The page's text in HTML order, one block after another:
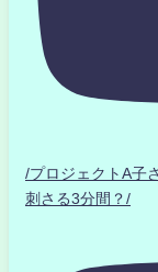
/プロジェクトA
刺さる3分間？/